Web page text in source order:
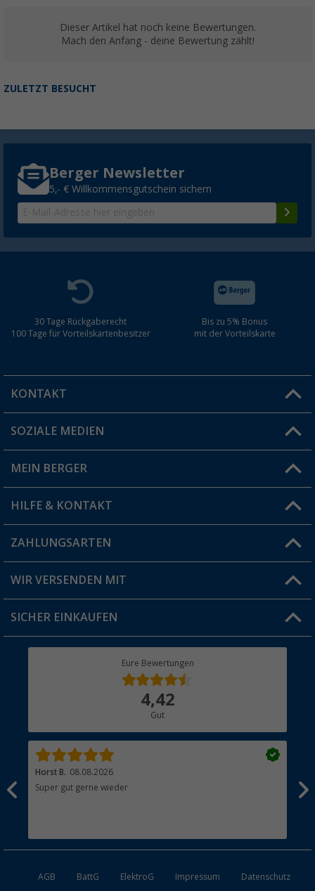
Dieser Artikel hat noch keine Bewertungen.
Mach den Anfang - deine Bewertung zählt!
ZULETZT BESUCHT
Berger Newsletter
5,- € Willkommensgutschein sichern
30 Tage Rückgaberecht
100 Tage für Vorteilskartenbesitzer
Bis zu 5% Bonus
mit der Vorteilskarte
KONTAKT
Du hast eine Frage?
Filiale finden
SOZIALE MEDIEN
MEIN BERGER
Vorteilskarte
Blog
Jobs & Karriere
HILFE & KONTAKT
FAQ & Kontakt
Versandinformationen
Rücksendung
ZAHLUNGSARTEN
WIR VERSENDEN MIT
SICHER EINKAUFEN
Eure Bewertungen
4,42
Gut
Horst B. 08.08.2026
Super gut gerne wieder
Ist
AGB BattG ElektroG Impressum Datenschutz